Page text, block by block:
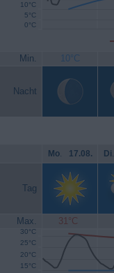
0°C
5°C
10°C
Min. 10°C
Nacht
Mo. 17.08. Di.
Tag
Max. 31°C
15°C
20°C
25°C
30°C